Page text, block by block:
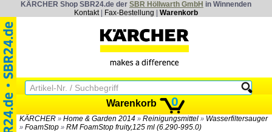
KÄRCHER Shop SBR24.de der SBR Höllwarth GmbH in Winnenden
Kontakt| Fax-Bestellung Warenkorb
Warenkorb 0
KÄRCHER » Home & Garden 2014 » Reinigungsmittel » Wasserfiltersauger
» FoamStop » RM FoamStop fruity,125 ml (6.290-995.0)